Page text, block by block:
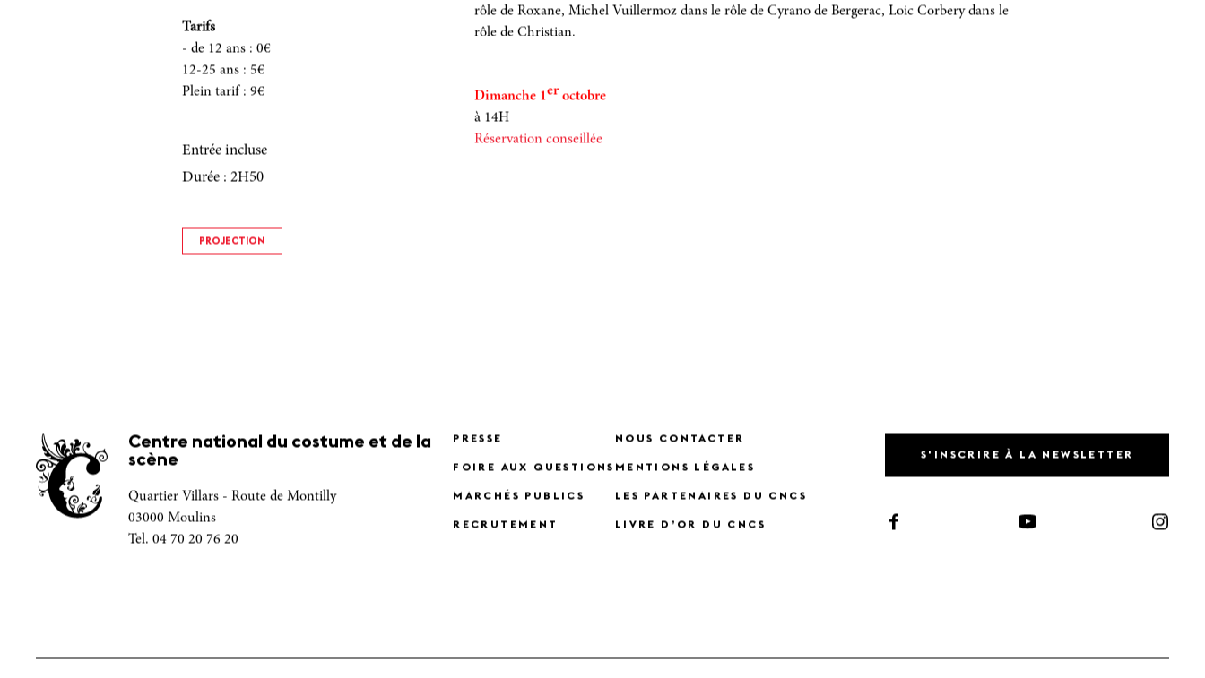
Tarifs
- de 12 ans : 0€
12-25 ans : 5€
Plein tarif : 9€
Entrée incluse
Durée : 2H50
PROJECTION
rôle de Roxane, Michel Vuillermoz dans le rôle de Cyrano de Bergerac, Loic Corbery dans le
rôle de Christian.
Dimanche 1er octobre
à 14H
Réservation conseillée
Centre national du costume et de la
scène
Quartier Villars - Route de Montilly
03000 Moulins
Tel. 04 70 20 76 20
PRESSE
FOIRE AUX QUESTIONS
MARCHÉS PUBLICS
RECRUTEMENT
NOUS CONTACTER
MENTIONS LÉGALES
LES PARTENAIRES DU CNCS
LIVRE D’OR DU CNCS
S'INSCRIRE À LA NEWSLETTER